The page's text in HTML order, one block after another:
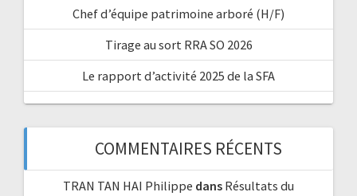
Chef d’équipe patrimoine arboré (H/F)
Tirage au sort RRA SO 2026
Le rapport d’activité 2025 de la SFA
COMMENTAIRES RÉCENTS
TRAN TAN HAI Philippe dans Résultats du